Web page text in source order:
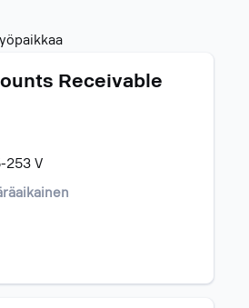
Hakutulokset:
Näytetään
Receivable
253 V